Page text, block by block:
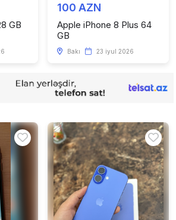
GB
100 AZN
Apple iPhone 8 Plus 64
GB
Bakı 23 iyul 2026